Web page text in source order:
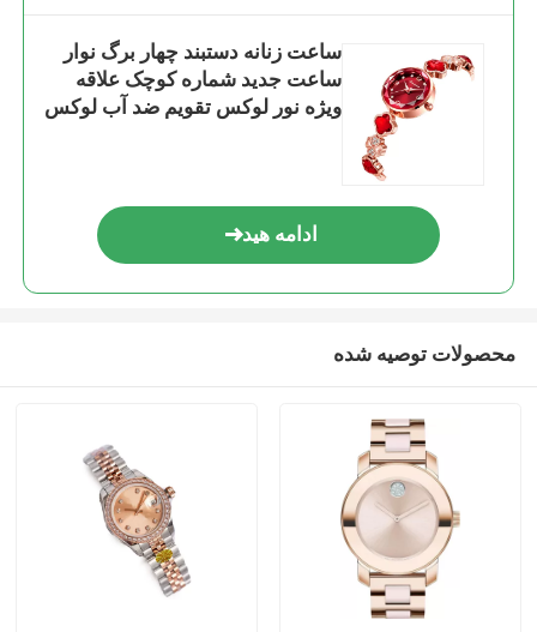
ساعت زنانه دستبند چهار برگ نوار
ساعت جدید شماره کوچک علاقه
ویژه نور لوکس تقویم ضد آب لوکس
ادامه هید
محصولات توصیه شده